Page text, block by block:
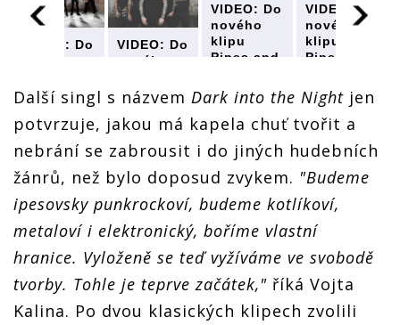
VIDEO: Do
Pipes and
Pints se
zapojilo
přes 200
fanoušků
VIDEO: Do
nového
Pipes and
zapojilo
přes 200
fanoušků
VIDEO: Do
nového
klipu
Pipes and
zapojilo
přes 200
fanoušků
VIDEO: Do
nového
klipu
Pipes and
zapojilo
přes 200
fanoušků
Další singl s názvem Dark into the Night jen
potvrzuje, jakou má kapela chuť tvořit a
nebrání se zabrousit i do jiných hudebních
žánrů, než bylo doposud zvykem. "Budeme
ipesovsky punkrockoví, budeme kotlíkoví,
metaloví i elektronický, boříme vlastní
hranice. Vyloženě se teď vyžíváme ve svobodě
tvorby. Tohle je teprve začátek," říká Vojta
Kalina. Po dvou klasických klipech zvolili